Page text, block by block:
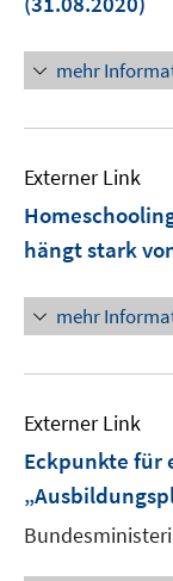
mehr
Externer Link
hängt stark
mehr
Externer Link
Eckpunkte für